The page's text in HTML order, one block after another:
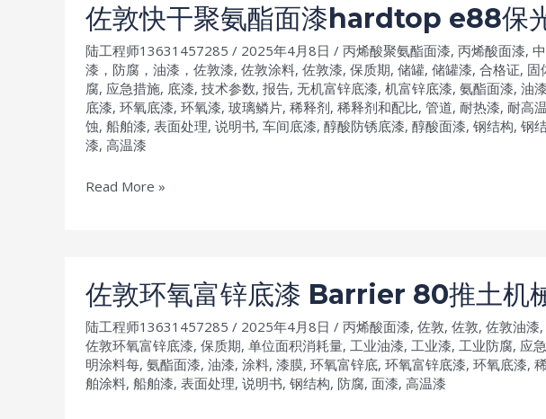
佐敦快干聚氨酯面漆hardtop e88保
陆工程师13631457285 / 2025年4月8日 / 丙烯酸聚氨酯面漆, 丙烯酸面漆,
漆，防腐，油漆，佐敦漆, 佐敦涂料, 佐敦漆, 保质期, 储罐, 储罐漆, 合格证, 固
腐, 应急措施, 底漆, 技术参数, 报告, 无机富锌底漆, 机富锌底漆, 氨酯面漆, 油漆
底漆, 环氧底漆, 环氧漆, 玻璃鳞片, 稀释剂, 稀释剂和配比, 管道, 耐热漆, 耐高
蚀, 船舶漆, 表面处理, 说明书, 车间底漆, 醇酸防锈底漆, 醇酸面漆, 钢结构, 钢
漆, 高温漆
佐
聚
氨
酯
面
漆
Read More »
佐敦环氧富锌底漆 Barrier 80推土机
陆工程师13631457285 / 2025年4月8日 / 丙烯酸面漆, 佐敦, 佐敦, 佐敦油漆,
佐敦环氧富锌底漆, 保质期, 单位面积消耗量, 工业油漆, 工业漆, 工业防腐, 应
明涂料每, 氨酯面漆, 油漆, 涂料, 漆膜, 环氧富锌底, 环氧富锌底漆, 环氧底漆,
舶涂料, 船舶漆, 表面处理, 说明书, 钢结构, 防腐, 面漆, 高温漆